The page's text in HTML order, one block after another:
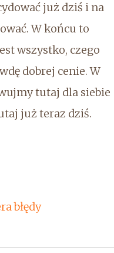
już dziś i na
W końcu to
wszystko, czego
dobrej cenie. W
tutaj dla siebie
już teraz dziś.
błędy